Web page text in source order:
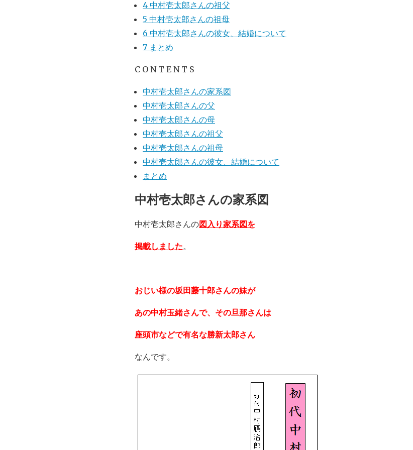
4 中村壱太郎さんの祖父
5 中村壱太郎さんの祖母
6 中村壱太郎さんの彼女、結婚について
7 まとめ
C O N T E N T S
中村壱太郎さんの家系図
中村壱太郎さんの父
中村壱太郎さんの母
中村壱太郎さんの祖父
中村壱太郎さんの祖母
中村壱太郎さんの彼女、結婚について
まとめ
中村壱太郎さんの家系図
中村壱太郎さんの図入り家系図を
掲載しました。
おじい様の坂田藤十郎さんの妹が
あの中村玉緒さんで、その旦那さんは
座頭市などで有名な勝新太郎さん
なんです。